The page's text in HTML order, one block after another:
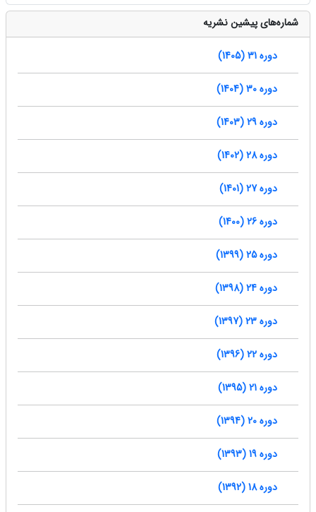
شماره‌های پیشین نشریه
دوره 31 (1405)
دوره 30 (1404)
دوره 29 (1403)
دوره 28 (1402)
دوره 27 (1401)
دوره 26 (1400)
دوره 25 (1399)
دوره 24 (1398)
دوره 23 (1397)
دوره 22 (1396)
دوره 21 (1395)
دوره 20 (1394)
دوره 19 (1393)
دوره 18 (1392)